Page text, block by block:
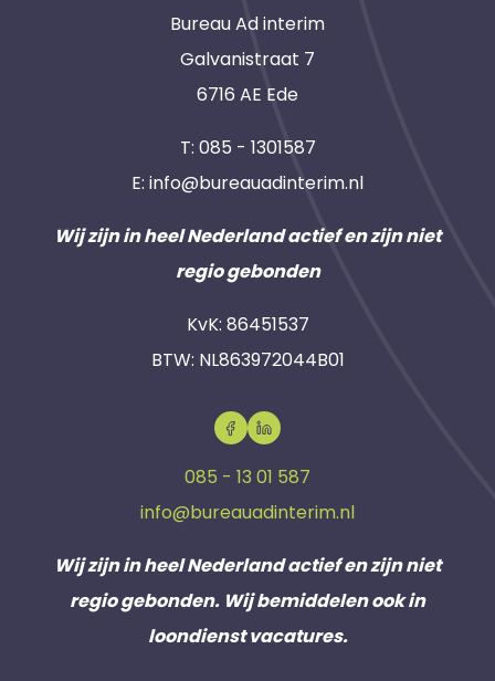
Bureau Ad interim
Galvanistraat 7
6716 AE Ede
T: 085 - 1301587
E: info@bureauadinterim.nl
Wij zijn in heel Nederland actief en zijn niet
regio gebonden
KvK: 86451537
BTW: NL863972044B01
085 - 13 01 587
info@bureauadinterim.nl
Wij zijn in heel Nederland actief en zijn niet
regio gebonden. Wij bemiddelen ook in
loondienst vacatures.